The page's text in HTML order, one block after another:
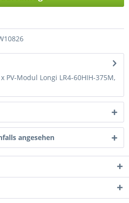
Modul Longi LR4-60HIH-375M,
angesehen